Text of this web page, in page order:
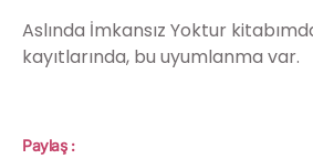
Aslında İmkansız Yoktur
kayıtlarında, bu uyumlanma var.
Paylaş :